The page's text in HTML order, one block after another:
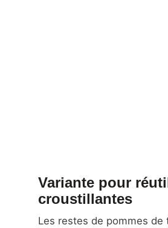
Variante pour
croustillantes
Les restes de pommes